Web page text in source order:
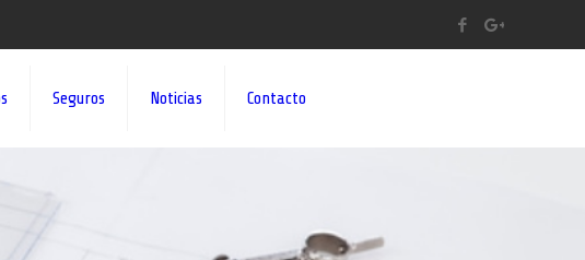
Seguros Noticias Contacto
VIDA A SUS IDEAS¡¡